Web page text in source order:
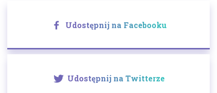
Udostępnij na Facebooku
Udostępnij na Twitterze